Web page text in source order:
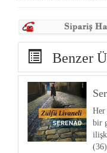
Benzer
Her
bir